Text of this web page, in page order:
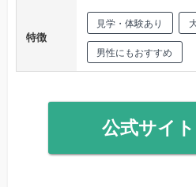
特徴
見学・体験あり
男性にもおすすめ
公式サイ